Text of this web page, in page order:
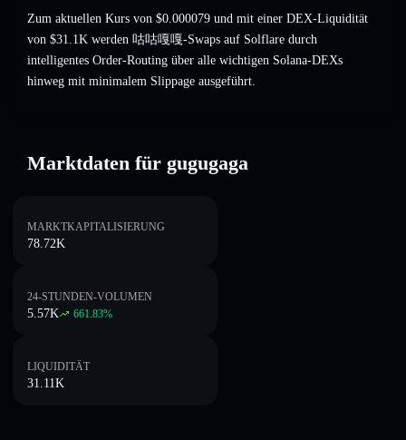
Zum aktuellen Kurs von $0.000079 und mit einer DEX-Liquidität
von $31.1K werden 咕咕嘎嘎-Swaps auf Solflare durch
intelligentes Order-Routing über alle wichtigen Solana-DEXs
hinweg mit minimalem Slippage ausgeführt.
Marktdaten für gugugaga
MARKTKAPITALISIERUNG
78.72K
24-STUNDEN-VOLUMEN
5.57K 661.83%
LIQUIDITÄT
31.11K